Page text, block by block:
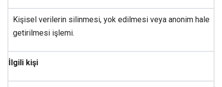
Kişisel verilerin silinmesi, yok edilmesi veya anonim hale
getirilmesi işlemi.
İlgili kişi